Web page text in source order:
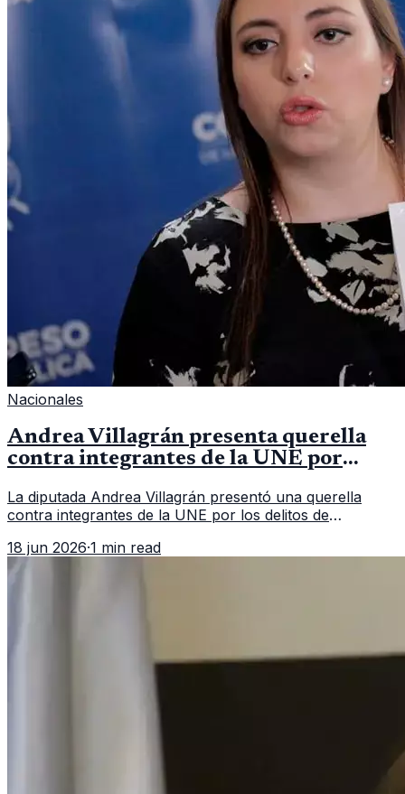
Nacionales
Andrea Villagrán presenta querella
contra integrantes de la UNE por
La diputada Andrea Villagrán presentó una querella
contra integrantes de la UNE por los delitos de
18 jun 2026·1 min read